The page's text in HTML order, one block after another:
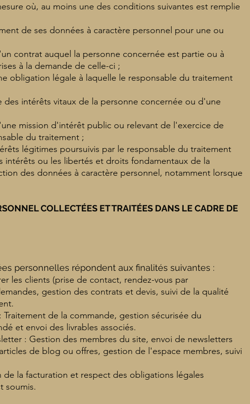
où, au moins une des conditions suivantes est remplie
de ses données à caractère personnel pour une ou
contrat auquel la personne concernée est partie ou à
à la demande de celle-ci ;
obligation légale à laquelle le responsable du traitement
des intérêts vitaux de la personne concernée ou d'une
mission d'intérêt public ou relevant de l'exercice de
du traitement ;
légitimes poursuivis par le responsable du traitement
intérêts ou les libertés et droits fondamentaux de la
des données à caractère personnel, notamment lorsque
COLLECTÉES ET TRAITÉES DANS LE CADRE DE
personnelles répondent aux finalités suivantes :
les clients (prise de contact, rendez-vous par
gestion des contrats et devis, suivi de la qualité
de la commande, gestion sécurisée du
et envoi des livrables associés.
: Gestion des membres du site, envoi de newsletters
de blog ou offres, gestion de l'espace membres, suivi
la facturation et respect des obligations légales
soumis.